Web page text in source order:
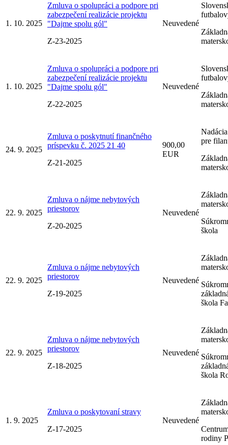
1. 10. 2025
Zmluva o spolupráci a podpore pri
zabezpečení realizácie projektu
"Dajme spolu gól"
Z-23-2025
Neuvedené
1. 10. 2025
Zmluva o spolupráci a podpore pri
zabezpečení realizácie projektu
"Dajme spolu gól"
Z-22-2025
Neuvedené
24. 9. 2025
Zmluva o poskytnutí finančného
príspevku č. 2025 21 40
Z-21-2025
900,00
EUR
pre
22. 9. 2025
Zmluva o nájme nebytových
priestorov
Z-20-2025
Neuvedené
škola
22. 9. 2025
Zmluva o nájme nebytových
priestorov
Z-19-2025
Neuvedené
škola
22. 9. 2025
Zmluva o nájme nebytových
priestorov
Z-18-2025
Neuvedené
škola
1. 9. 2025
Zmluva o poskytovaní stravy
Z-17-2025
Neuvedené
rodiny